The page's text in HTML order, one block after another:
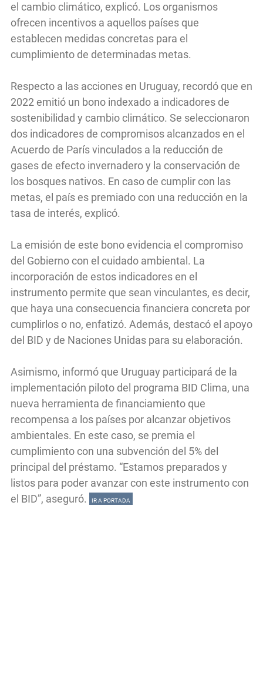
el cambio climático, explicó. Los organismos
ofrecen incentivos a aquellos países que
establecen medidas concretas para el
cumplimiento de determinadas metas.
Respecto a las acciones en Uruguay, recordó que en
2022 emitió un bono indexado a indicadores de
sostenibilidad y cambio climático. Se seleccionaron
dos indicadores de compromisos alcanzados en el
Acuerdo de París vinculados a la reducción de
gases de efecto invernadero y la conservación de
los bosques nativos. En caso de cumplir con las
metas, el país es premiado con una reducción en la
tasa de interés, explicó.
La emisión de este bono evidencia el compromiso
del Gobierno con el cuidado ambiental. La
incorporación de estos indicadores en el
instrumento permite que sean vinculantes, es decir,
que haya una consecuencia financiera concreta por
cumplirlos o no, enfatizó. Además, destacó el apoyo
del BID y de Naciones Unidas para su elaboración.
Asimismo, informó que Uruguay participará de la
implementación piloto del programa BID Clima, una
nueva herramienta de financiamiento que
recompensa a los países por alcanzar objetivos
ambientales. En este caso, se premia el
cumplimiento con una subvención del 5% del
principal del préstamo. “Estamos preparados y
listos para poder avanzar con este instrumento con
el BID”, aseguró.
IR A PORTADA